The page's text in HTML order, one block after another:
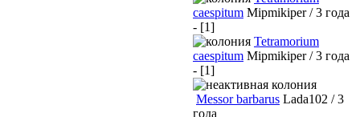
caespitum Mipmikiper / 3 года
- [1]
Tetramorium
caespitum Mipmikiper / 3 года
- [1]
Messor barbarus Lada102 / 3
года